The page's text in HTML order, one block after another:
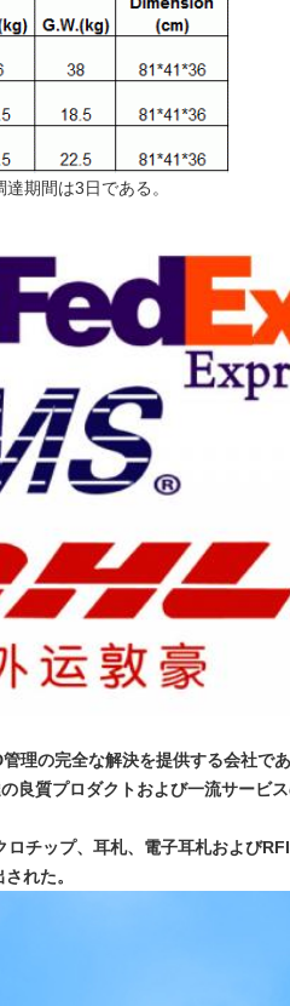
期間は3日である。
理の完全な解決を提供する会社であ
良質プロダクトおよび一流サービ
チップ、耳札、電子耳札および
れた。